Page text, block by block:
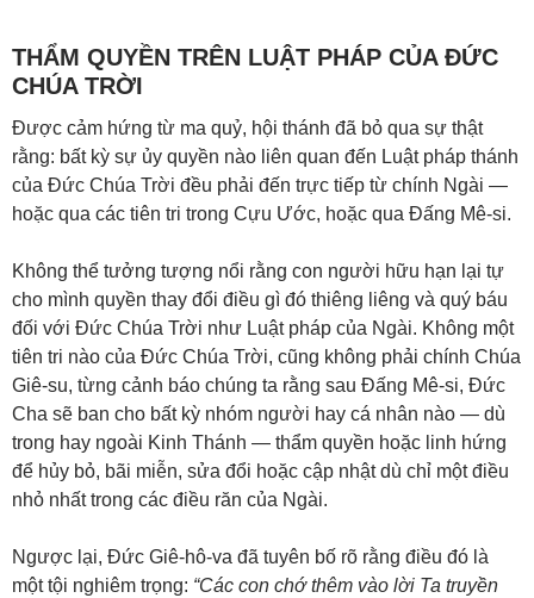
THẨM QUYỀN TRÊN LUẬT PHÁP CỦA ĐỨC
CHÚA TRỜI
Được cảm hứng từ ma quỷ, hội thánh đã bỏ qua sự thật
rằng: bất kỳ sự ủy quyền nào liên quan đến Luật pháp thánh
của Đức Chúa Trời đều phải đến trực tiếp từ chính Ngài —
hoặc qua các tiên tri trong Cựu Ước, hoặc qua Đấng Mê-si.
Không thể tưởng tượng nổi rằng con người hữu hạn lại tự
cho mình quyền thay đổi điều gì đó thiêng liêng và quý báu
đối với Đức Chúa Trời như Luật pháp của Ngài. Không một
tiên tri nào của Đức Chúa Trời, cũng không phải chính Chúa
Giê-su, từng cảnh báo chúng ta rằng sau Đấng Mê-si, Đức
Cha sẽ ban cho bất kỳ nhóm người hay cá nhân nào — dù
trong hay ngoài Kinh Thánh — thẩm quyền hoặc linh hứng
để hủy bỏ, bãi miễn, sửa đổi hoặc cập nhật dù chỉ một điều
nhỏ nhất trong các điều răn của Ngài.
Ngược lại, Đức Giê-hô-va đã tuyên bố rõ rằng điều đó là
một tội nghiêm trọng: “Các con chớ thêm vào lời Ta truyền